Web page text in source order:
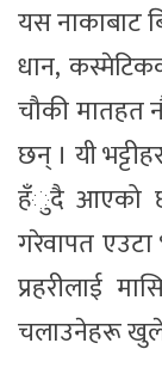
यस नाकाबाट
धान,
चौकी मातहत
छन् । यी
हँुदै आएको छ
गरेवापत
प्रहरीलाई
चलाउनेहरू